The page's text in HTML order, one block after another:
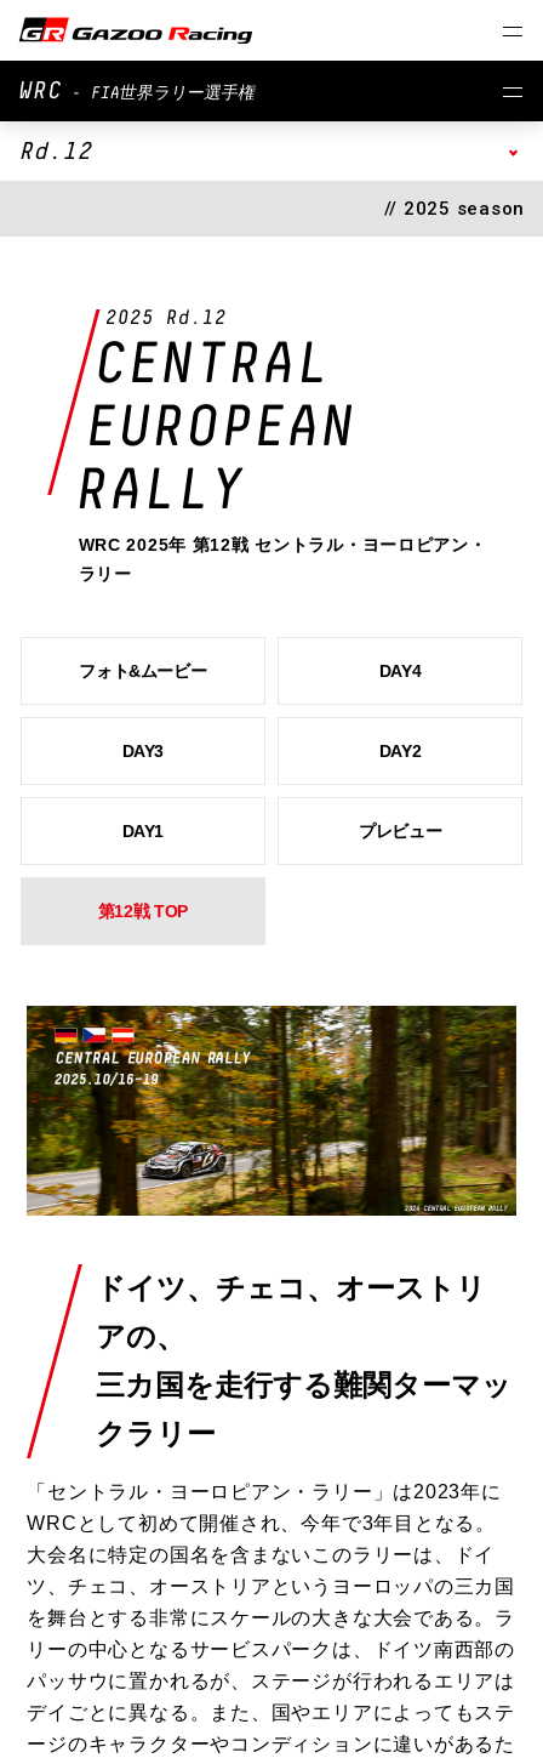
WRC - FIA世界ラリー選手権
// 2025 season
Rd.12
2025 Rd.12
CENTRAL
EUROPEAN
RALLY
WRC 2025年 第12戦 セントラル・ヨーロピアン・
ラリー
フォト&ムービー DAY4
DAY3 DAY2
DAY1 プレビュー
第12戦 TOP
ドイツ、チェコ、オーストリ
アの、
三カ国を走行する難関ターマッ
クラリー
「セントラル・ヨーロピアン・ラリー」は2023年に
WRCとして初めて開催され、今年で3年目となる。
大会名に特定の国名を含まないこのラリーは、ドイ
ツ、チェコ、オーストリアというヨーロッパの三カ国
を舞台とする非常にスケールの大きな大会である。ラ
リーの中心となるサービスパークは、ドイツ南西部の
パッサウに置かれるが、ステージが行われるエリアは
デイごとに異なる。また、国やエリアによってもステ
ージのキャラクターやコンディションに違いがあるた